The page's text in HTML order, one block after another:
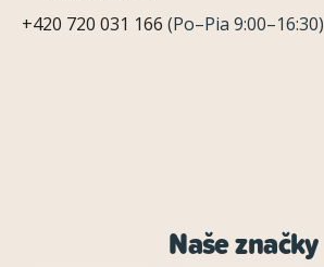
+420 720 031 166 (Po–Pia 9:00–16:30)
Naše značky